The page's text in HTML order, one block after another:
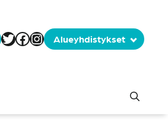
Tämä tässä on selite
Facebook
Instagram
Alueyhdistykset